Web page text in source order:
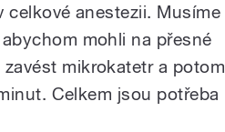
celkové anestezii. Musíme
mohli na přesné
mikrokatetr a potom
Celkem jsou potřeba